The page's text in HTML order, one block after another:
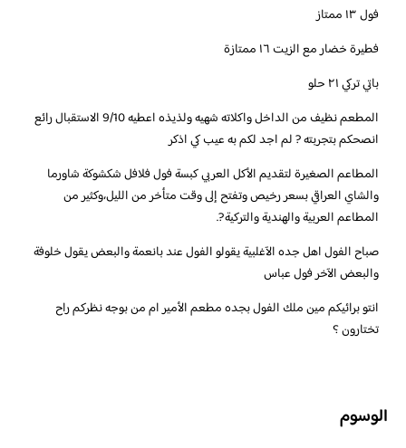
فول ١٣ ممتاز
فطيرة خضار مع الزيت ١٦ ممتازة
باتي تركي ٢١ حلو
المطعم نظيف من الداخل واكلاته شهيه ولذيذه اعطيه 9/10 الاستقبال رائع
انصحكم بتجربته ? لم اجد لكم به عيب كي اذكر
المطاعم الصغيرة لتقديم الأكل العربي كبسة فول فلافل شكشوكة شاورما
والشاي العراقي بسعر رخيص وتفتح إلى وقت متأخر من الليل،وكثير من
المطاعم العربية والهندية والتركية ?.
‏صباح الفول اهل جده الآغلبية يقولو الفول عند بانعمة والبعض يقول خلوفة
والبعض الآخر فول عباس
انتو برائيكم مين ملك الفول بجده مطعم الأمير ام من بوجه نظركم راح
تختارون ؟
الوسوم